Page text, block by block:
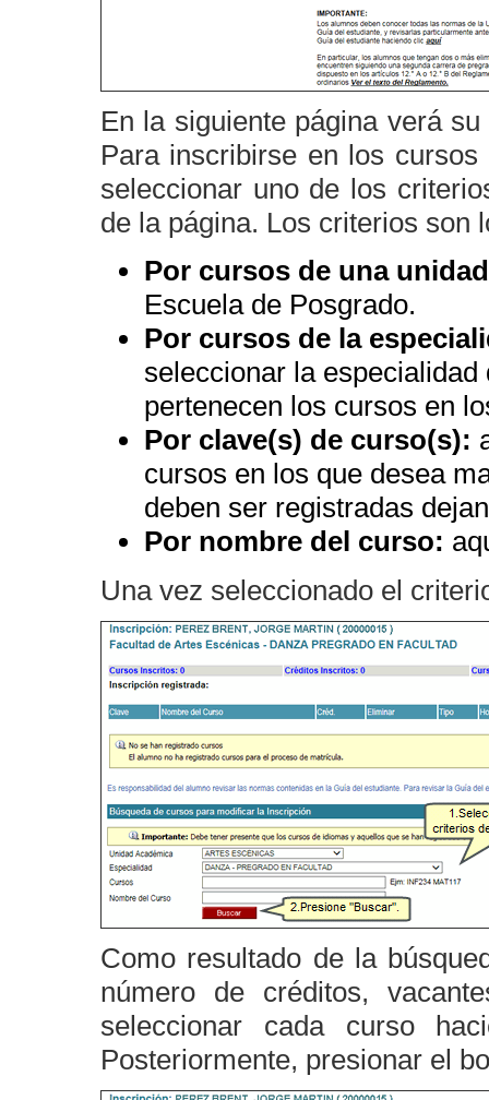
En la siguiente página verá
Para inscribirse en los
seleccionar uno de los
de la página. Los criterios son
Por cursos de una
Escuela de Posgrado.
Por cursos de la
seleccionar la
pertenecen los cursos en
Por clave(s) de curso(s):
cursos en los que desea
deben ser registradas
Por nombre del curso:
Una vez seleccionado el
Como resultado de la
número de créditos,
seleccionar cada curso
Posteriormente, presionar el